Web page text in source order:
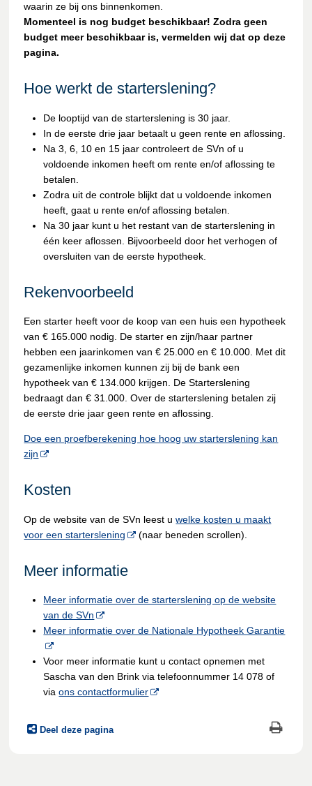
waarin ze bij ons binnenkomen.
Momenteel is nog budget beschikbaar! Zodra geen
budget meer beschikbaar is, vermelden wij dat op deze
pagina.
Hoe werkt de starterslening?
De looptijd van de starterslening is 30 jaar.
In de eerste drie jaar betaalt u geen rente en aflossing.
Na 3, 6, 10 en 15 jaar controleert de SVn of u
voldoende inkomen heeft om rente en/of aflossing te
betalen.
Zodra uit de controle blijkt dat u voldoende inkomen
heeft, gaat u rente en/of aflossing betalen.
Na 30 jaar kunt u het restant van de starterslening in
één keer aflossen. Bijvoorbeeld door het verhogen of
oversluiten van de eerste hypotheek.
Rekenvoorbeeld
Een starter heeft voor de koop van een huis een hypotheek
van € 165.000 nodig. De starter en zijn/haar partner
hebben een jaarinkomen van € 25.000 en € 10.000. Met dit
gezamenlijke inkomen kunnen zij bij de bank een
hypotheek van € 134.000 krijgen. De Starterslening
bedraagt dan € 31.000. Over de starterslening betalen zij
de eerste drie jaar geen rente en aflossing.
Doe een proefberekening hoe hoog uw starterslening kan
zijn
Kosten
Op de website van de SVn leest uwelke kosten u maakt
voor een starterslening
(naar beneden scrollen).
Meer informatie
Meer informatie over de starterslening op de website
van de SVn
Meer informatie over de Nationale Hypotheek Garantie
Voor meer informatie kunt u contact opnemen met
Sascha van den Brink via telefoonnummer 14 078 of
viaons contactformulier
Deel deze pagina